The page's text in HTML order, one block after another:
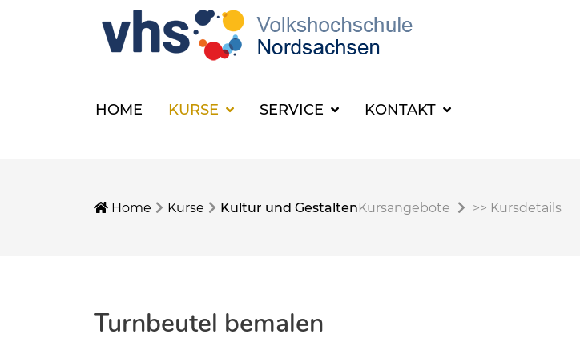
HOME KURSE SERVICE KONTAKT
Home Kurse Kultur und GestaltenKursangebote >> Kursdetails
Turnbeutel bemalen